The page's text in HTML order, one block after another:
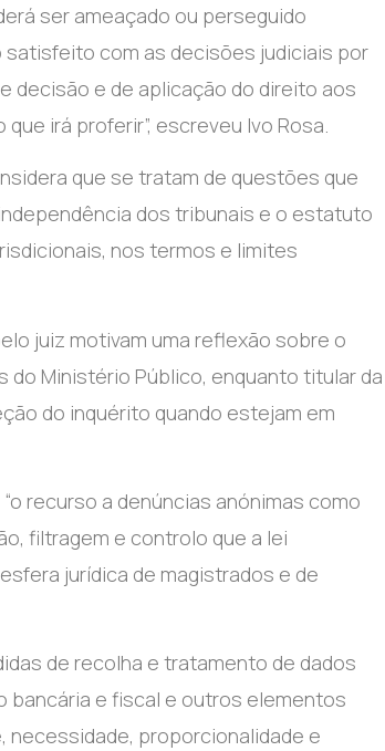
ser ameaçado ou perseguido
com as decisões judiciais por
decisão e de aplicação do direito aos
irá proferir”, escreveu Ivo Rosa.
que se tratam de questões que
dos tribunais e o estatuto
nos termos e limites
juiz motivam uma reflexão sobre o
Ministério Público, enquanto titular da
do inquérito quando estejam em
recurso a denúncias anónimas como
filtragem e controlo que a lei
jurídica de magistrados e de
de recolha e tratamento de dados
bancária e fiscal e outros elementos
necessidade, proporcionalidade e